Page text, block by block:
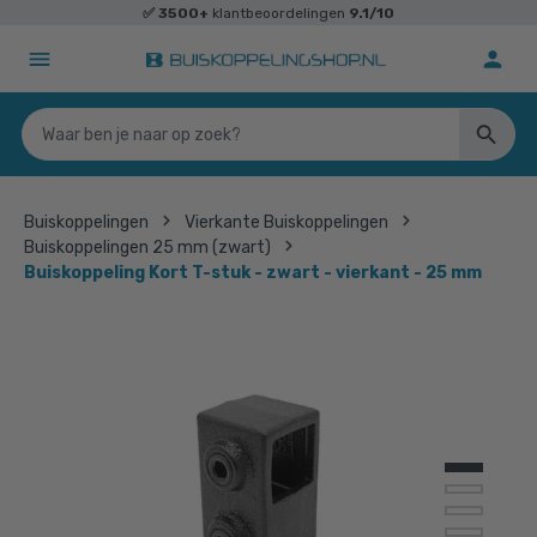
✅ 3500+ klantbeoordelingen 9.1/10
Buiskoppelingen
Vierkante Buiskoppelingen
Buiskoppelingen 25 mm (zwart)
Buiskoppeling Kort T-stuk - zwart - vierkant - 25 mm